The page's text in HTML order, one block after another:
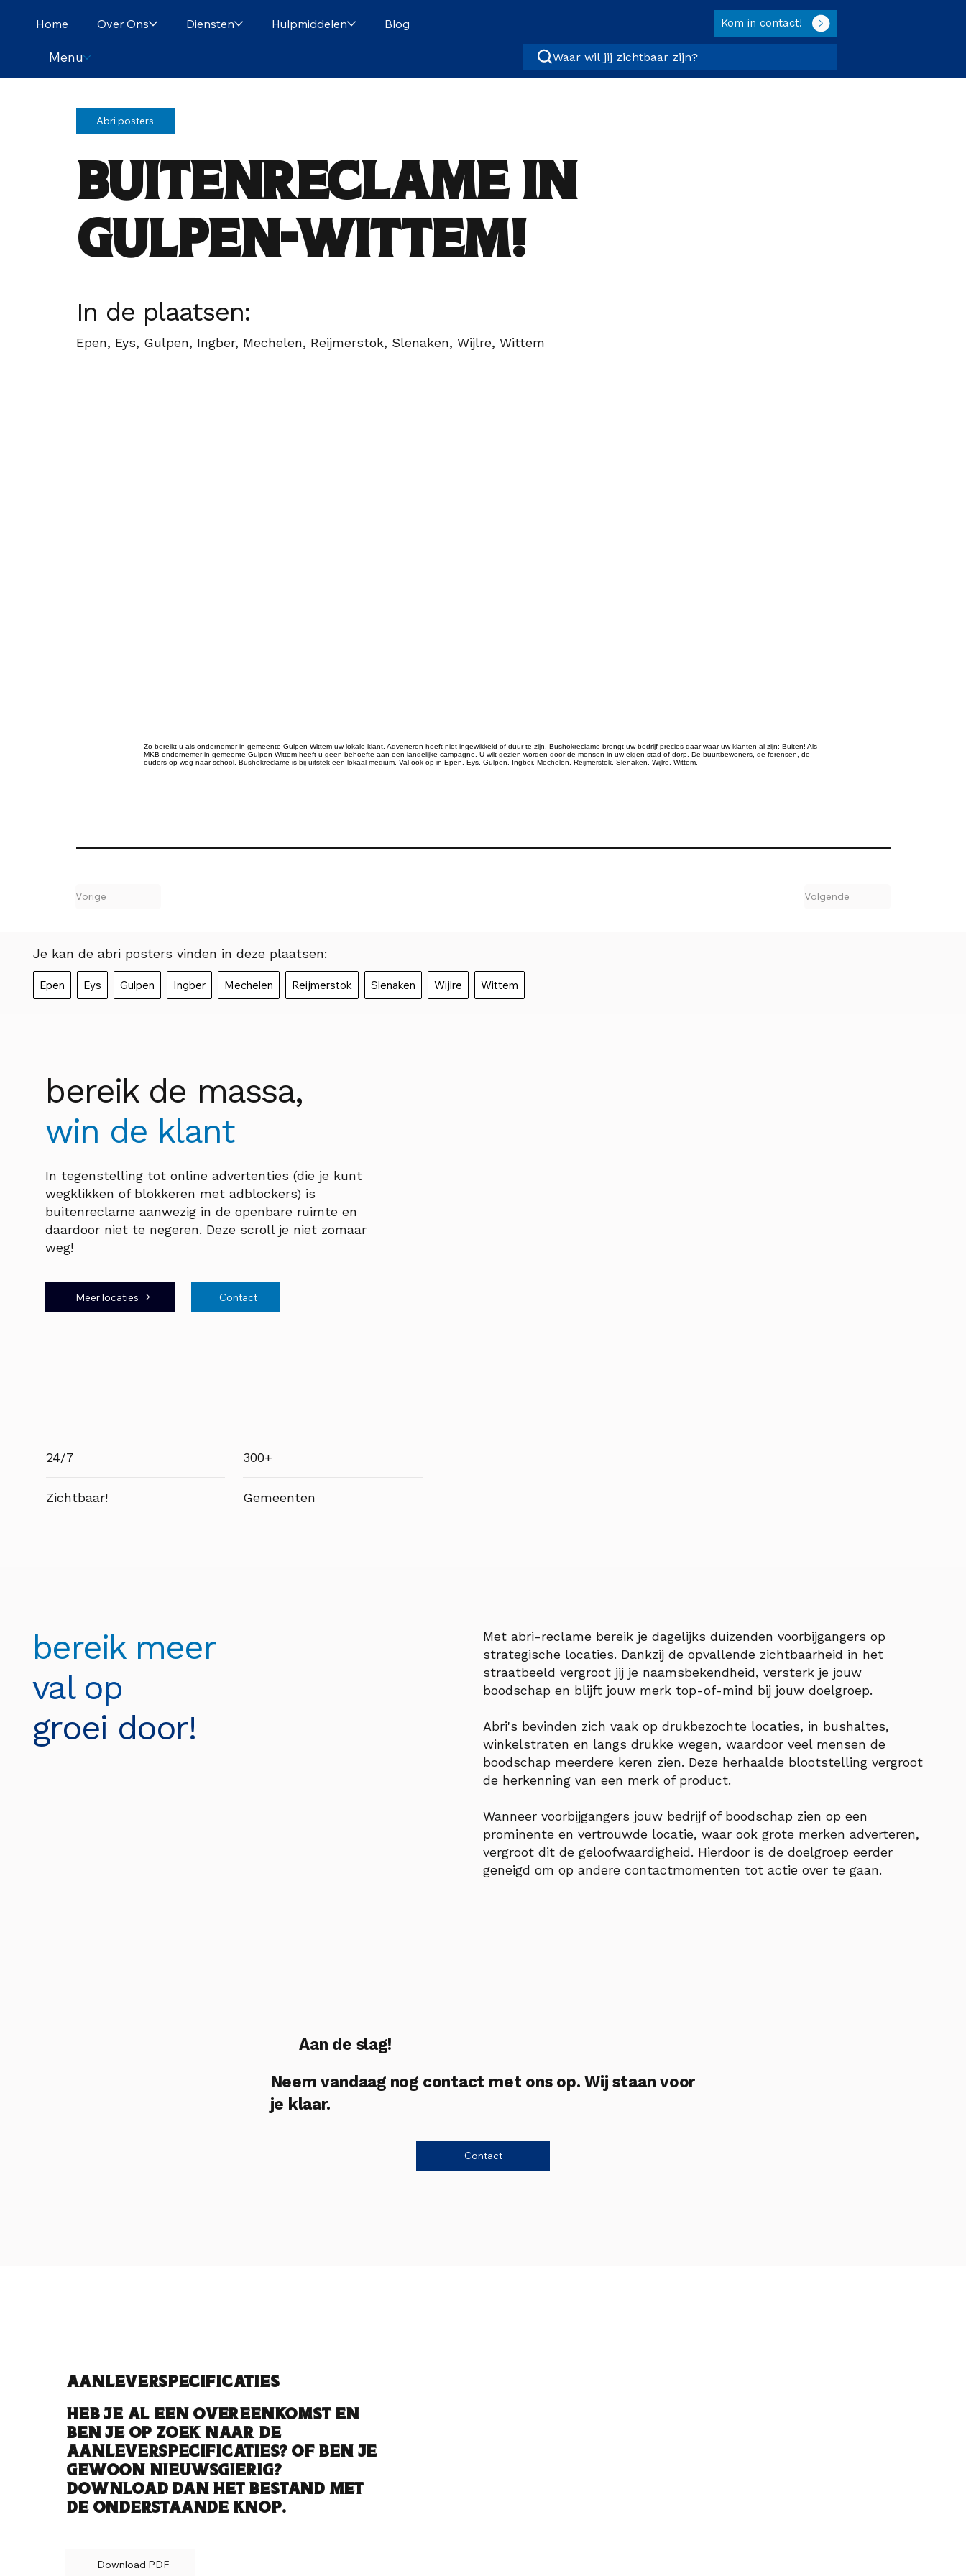
Home Over Ons Diensten Hulpmiddelen Blog Kom in contact!
Menu Waar wil jij zichtbaar zijn?
Abri posters
Buitenreclame in
Gulpen-Wittem!
In de plaatsen:
Epen, Eys, Gulpen, Ingber, Mechelen, Reijmerstok, Slenaken, Wijlre, Wittem
Zo bereikt u als ondernemer in gemeente Gulpen-Wittem uw lokale klant. Adverteren hoeft niet ingewikkeld of duur te zijn. Bushokreclame brengt uw bedrijf precies daar waar uw klanten al zijn: Buiten! Als
MKB-ondernemer in gemeente Gulpen-Wittem heeft u geen behoefte aan een landelijke campagne. U wilt gezien worden door de mensen in uw eigen stad of dorp. De buurtbewoners, de forensen, de
ouders op weg naar school. Bushokreclame is bij uitstek een lokaal medium. Val ook op in Epen, Eys, Gulpen, Ingber, Mechelen, Reijmerstok, Slenaken, Wijlre, Wittem.
Vorige Volgende
Je kan de abri posters vinden in deze plaatsen:
Epen Eys Gulpen Ingber Mechelen Reijmerstok Slenaken Wijlre Wittem
bereik de massa,
win de klant
In tegenstelling tot online advertenties (die je kunt
wegklikken of blokkeren met adblockers) is
buitenreclame aanwezig in de openbare ruimte en
daardoor niet te negeren. Deze scroll je niet zomaar
weg!
Meer locaties Contact
24/7
Zichtbaar!
300+
Gemeenten
bereik meer
val op
groei door!
Met abri-reclame bereik je dagelijks duizenden voorbijgangers op
strategische locaties. Dankzij de opvallende zichtbaarheid in het
straatbeeld vergroot jij je naamsbekendheid, versterk je jouw
boodschap en blijft jouw merk top-of-mind bij jouw doelgroep.
Abri's bevinden zich vaak op drukbezochte locaties, in bushaltes,
winkelstraten en langs drukke wegen, waardoor veel mensen de
boodschap meerdere keren zien. Deze herhaalde blootstelling vergroot
de herkenning van een merk of product.
Wanneer voorbijgangers jouw bedrijf of boodschap zien op een
prominente en vertrouwde locatie, waar ook grote merken adverteren,
vergroot dit de geloofwaardigheid. Hierdoor is de doelgroep eerder
geneigd om op andere contactmomenten tot actie over te gaan.
Aan de slag!
Neem vandaag nog contact met ons op. Wij staan voor
je klaar.
Contact
Aanleverspecificaties
Heb je al een overeenkomst en
ben je op zoek naar de
aanleverspecificaties? Of ben je
gewoon nieuwsgierig?
Download dan het bestand met
de onderstaande knop.
Download PDF